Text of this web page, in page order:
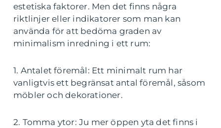
estetiska faktorer. Men det finns några
riktlinjer eller indikatorer som man kan
använda för att bedöma graden av
minimalism inredning i ett rum:
1. Antalet föremål: Ett minimalt rum har
vanligtvis ett begränsat antal föremål, såsom
möbler och dekorationer.
2. Tomma ytor: Ju mer öppen yta det finns i